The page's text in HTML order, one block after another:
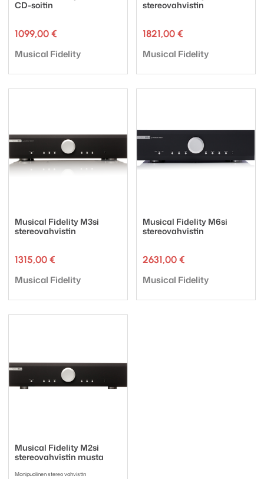
CD-soitin
1099,00 €
Tuotemerkki:
Musical Fidelity
stereovahvistin
1821,00 €
Tuotemerkki:
Musical Fidelity
Musical Fidelity M3si
stereovahvistin
1315,00 €
Tuotemerkki:
Musical Fidelity
Musical Fidelity M6si
stereovahvistin
2631,00 €
Tuotemerkki:
Musical Fidelity
Musical Fidelity M2si
stereovahvistin musta
Monipuolinen stereo vahvistin